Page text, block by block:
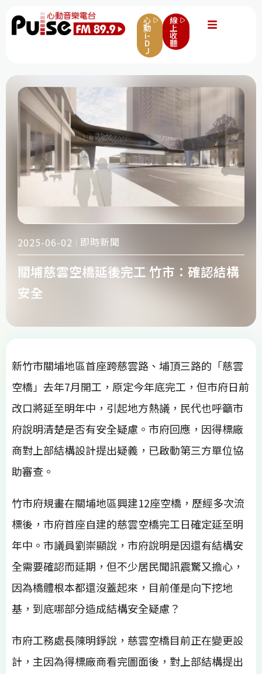
心
動
i-
D
J
線
上
收
聽
2025-06-02 即時新聞
關埔慈雲空橋延後完工 竹市：確認結構
安全
新竹市關埔地區首座跨慈雲路、埔頂三路的「慈雲
空橋」去年7月開工，原定今年底完工，但市府日前
改口將延至明年中，引起地方熱議，民代也呼籲市
府說明清楚是否有安全疑慮。市府回應，因得標廠
商對上部結構設計提出疑義，已啟動第三方單位協
助審查。
竹市府規畫在關埔地區興建12座空橋，歷經多次流
標後，市府首座自建的慈雲空橋完工日確定延至明
年中。市議員劉崇顯說，市府說明是因還有結構安
全需要確認而延期，但不少居民聞訊震驚又擔心，
因為橋體根本都還沒蓋起來，目前僅是向下挖地
基，到底哪部分造成結構安全疑慮？
市府工務處長陳明錚說，慈雲空橋目前正在變更設
計，主因為得標廠商看完圖面後，對上部結構提出